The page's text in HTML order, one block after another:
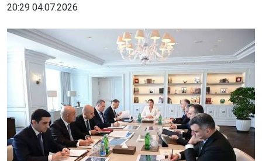
20:29 04.07.2026